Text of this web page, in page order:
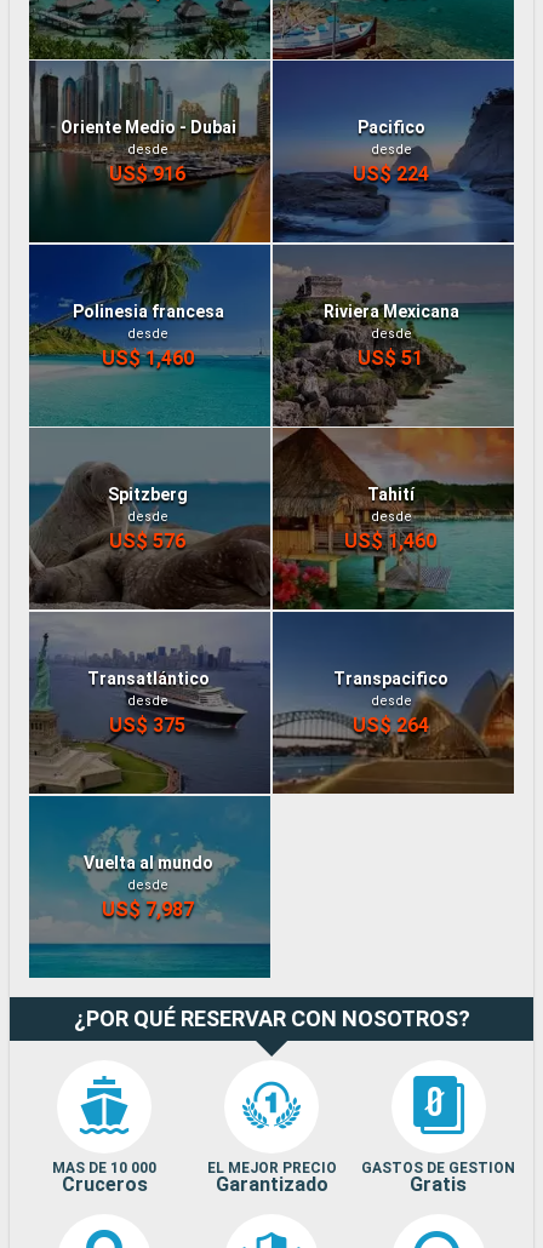
Oriente Medio - Dubai
desde
US$ 916
Pacifico
desde
US$ 224
Polinesia francesa
desde
US$ 1,460
Riviera Mexicana
desde
US$ 51
Spitzberg
desde
US$ 576
Tahití
desde
US$ 1,460
Transatlántico
desde
US$ 375
Transpacifico
desde
US$ 264
Vuelta al mundo
desde
US$ 7,987
¿POR QUÉ RESERVAR CON NOSOTROS?
MAS DE 10 000
Cruceros
EL MEJOR PRECIO
Garantizado
GASTOS DE GESTION
Gratis